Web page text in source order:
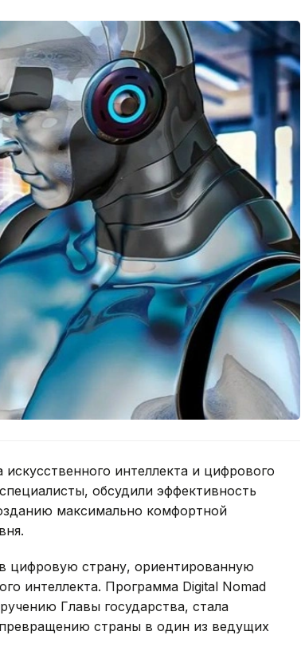
интеллекта и цифрового
обсудили эффективность
максимально комфортной
цифровую страну, ориентированную
интеллекта. Программа Digital Nomad
Главы государства, стала
страны в один из ведущих